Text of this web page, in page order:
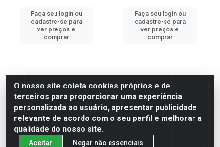
Faça seu login ou
cadastre-se para
ver preços e
comprar
Faça seu login ou
cadastre-se para
ver preços e
comprar
O nosso site coleta cookies próprios e de
terceiros para proporcionar uma experiência
personalizada ao usuário, apresentar publicidade
relevante de acordo com o seu perfil e melhorar a
qualidade do nosso site.
Aceitar
Negar não essenciais